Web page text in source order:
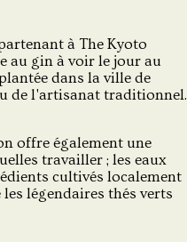
à The Kyoto
au gin à voir le jour au
dans la ville de
de l'artisanat traditionnel.
offre également une
travailler ; les eaux
cultivés localement
légendaires thés verts